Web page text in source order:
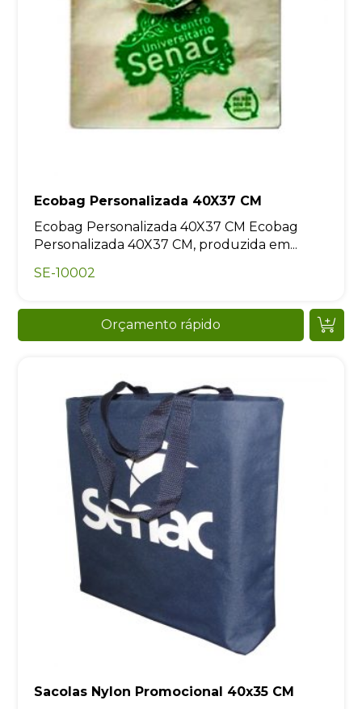
Ecobag Personalizada 40X37 CM
Ecobag Personalizada 40X37 CM Ecobag
Personalizada 40X37 CM, produzida em...
SE-10002
Orçamento rápido
Sacolas Nylon Promocional 40x35 CM